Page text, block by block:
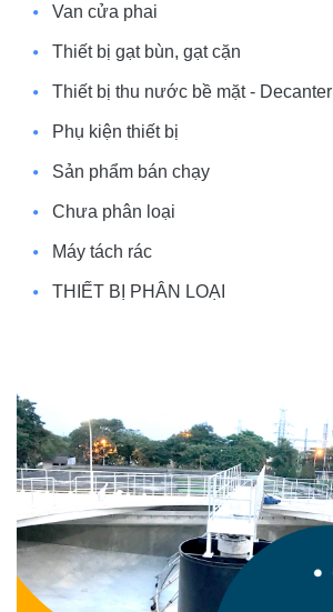
Van cửa phai
Thiết bị gạt bùn, gạt cặn
Thiết bị thu nước bề mặt - Decanter
Phụ kiện thiết bị
Sản phẩm bán chạy
Chưa phân loại
Máy tách rác
THIẾT BỊ PHÂN LOẠI